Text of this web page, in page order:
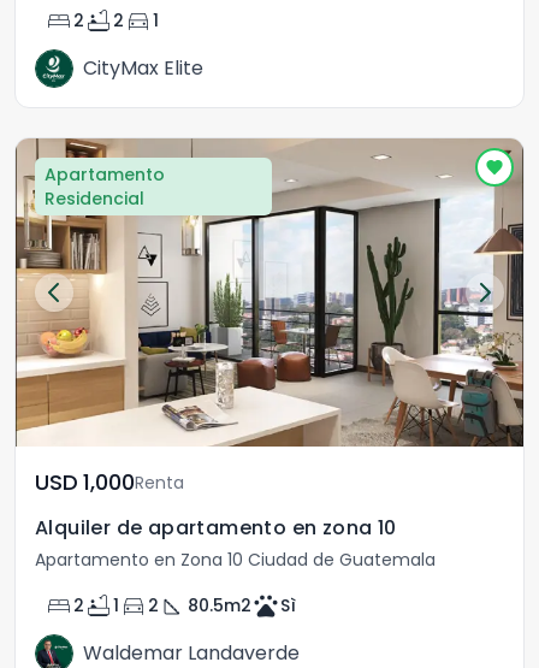
bed 2 bathtub 2 directions_car 1
CityMax Elite
Apartamento
Residencial
USD	1,000Renta
Alquiler de apartamento en zona 10
Apartamento en Zona 10 Ciudad de Guatemala
bed 2 bathtub1 directions_car 2 square_foot 80.5m2petsSì
Waldemar Landaverde